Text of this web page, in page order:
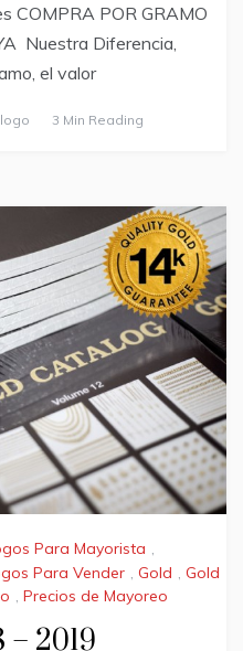
COMPRA POR GRAMO
Nuestra Diferencia,
el valor
3 Min Reading
Para Mayorista ,
Para Vender , Gold , Gold
, Precios de Mayoreo
– 2019